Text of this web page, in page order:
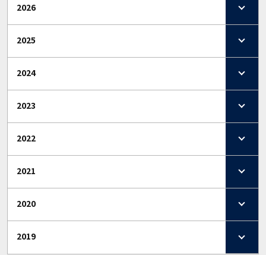
2026
2025
2024
2023
2022
2021
2020
2019